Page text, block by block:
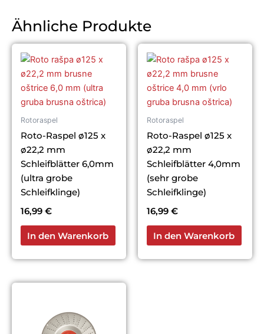
Ähnliche Produkte
Rotoraspel
Roto-Raspel ø125 x
ø22,2 mm
Schleifblätter 6,0mm
(ultra grobe
Schleifklinge)
16,99 €
In den Warenkorb
Rotoraspel
Roto-Raspel ø125 x
ø22,2 mm
Schleifblätter 4,0mm
(sehr grobe
Schleifklinge)
16,99 €
In den Warenkorb